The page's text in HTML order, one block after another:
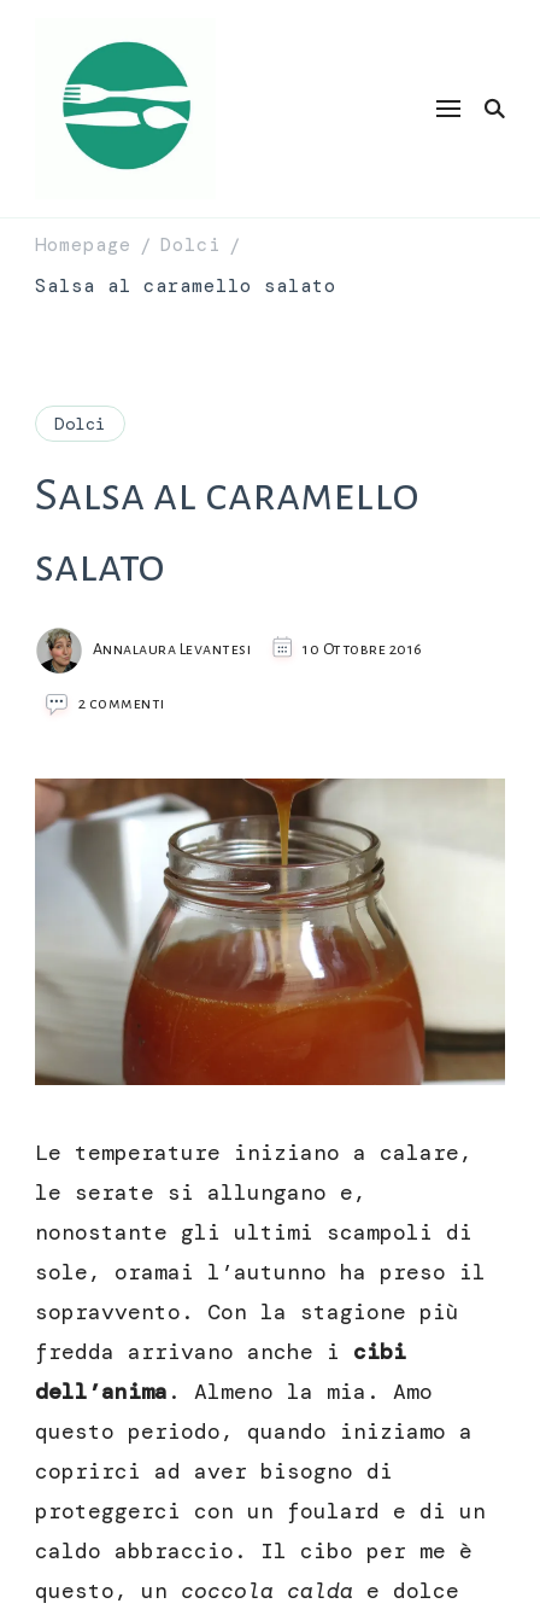
Homepage / Dolci /
Salsa al caramello salato
Dolci
Salsa al caramello
salato
Annalaura Levantesi 10 Ottobre 2016
2 commenti
caramello
salato
Le temperature iniziano a calare,
le serate si allungano e,
nonostante gli ultimi scampoli di
sole, oramai l’autunno ha preso il
sopravvento. Con la stagione più
fredda arrivano anche i cibi
dell’anima . Almeno la mia. Amo
questo periodo, quando iniziamo a
coprirci ad aver bisogno di
proteggerci con un foulard e di un
caldo abbraccio. Il cibo per me è
questo, un coccola calda e dolce